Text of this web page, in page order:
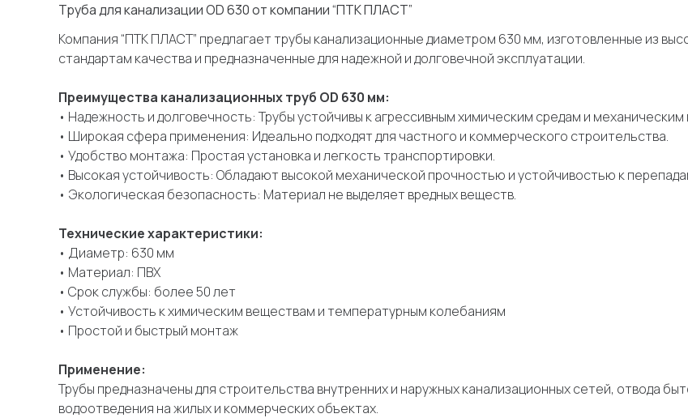
Труба для канализации OD 630 от компании “ПТК ПЛАСТ”
Компания “ПТК ПЛАСТ” предлагает трубы канализационные диаметром 630 мм, изготовленные из
стандартам качества и предназначенные для надежной и долговечной эксплуатации.
Преимущества канализационных труб OD 630 мм:
• Надежность и долговечность: Трубы устойчивы к агрессивным химическим средам и
• Широкая сфера применения: Идеально подходят для частного и коммерческого строительства.
• Удобство монтажа: Простая установка и легкость транспортировки.
• Высокая устойчивость: Обладают высокой механической прочностью и устойчивостью к
• Экологическая безопасность: Материал не выделяет вредных веществ.
Технические характеристики:
• Диаметр: 630 мм
• Материал: ПВХ
• Срок службы: более 50 лет
• Устойчивость к химическим веществам и температурным колебаниям
• Простой и быстрый монтаж
Применение:
Трубы предназначены для строительства внутренних и наружных канализационных сетей, отвода
водоотведения на жилых и коммерческих объектах.